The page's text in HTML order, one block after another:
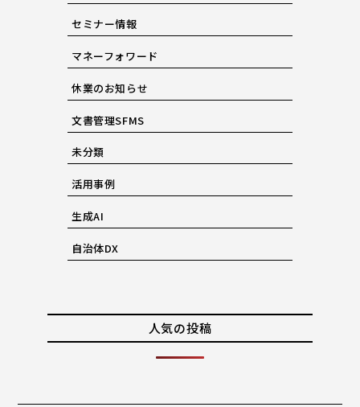
セミナー情報
マネーフォワード
休業のお知らせ
文書管理SFMS
未分類
活用事例
生成AI
自治体DX
人気の投稿